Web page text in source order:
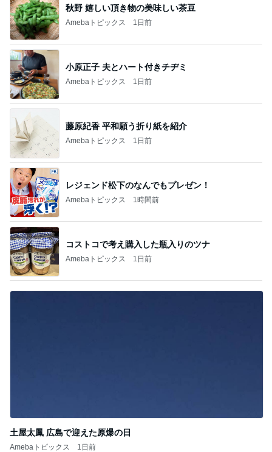
秋野 嬉しい頂き物の美味しい茶豆
Amebaトピックス 1日前
小原正子 夫とハート付きチヂミ
Amebaトピックス 1日前
藤原紀香 平和願う折り紙を紹介
Amebaトピックス 1日前
レジェンド松下のなんでもプレゼン！
Amebaトピックス 1時間前
コストコで考え購入した瓶入りのツナ
Amebaトピックス 1日前
土屋太鳳 広島で迎えた原爆の日
Amebaトピックス 1日前